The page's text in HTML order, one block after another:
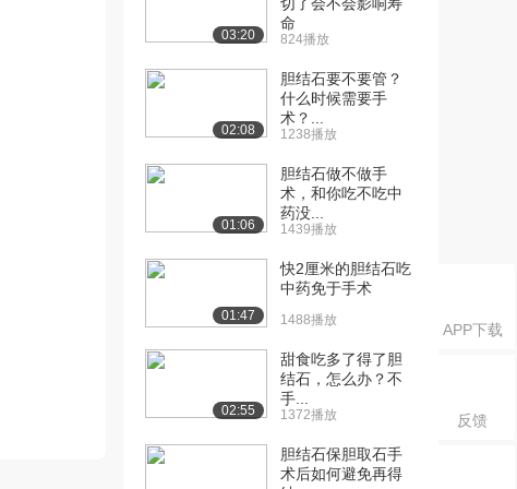
APP下载
反馈
03:20
命
824播放
02:08
胆结石要不要管？
什么时候需要手
术？...
1238播放
01:06
胆结石做不做手
术，和你吃不吃中
药没...
1439播放
01:47
快2厘米的胆结石吃
中药免于手术
1488播放
02:55
甜食吃多了得了胆
结石，怎么办？不
手...
1372播放
胆结石保胆取石手
术后如何避免再得